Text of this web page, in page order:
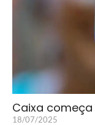
Caixa
18/07/2025